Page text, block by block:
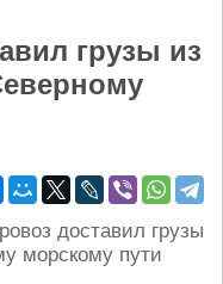
грузы из